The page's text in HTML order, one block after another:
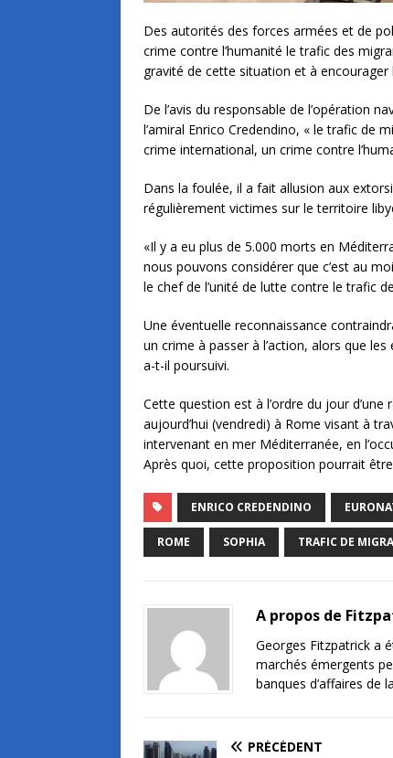
Des autorités des forces armées et de
crime contre l’humanité le trafic des
gravité de cette situation et à
De l’avis du responsable de l’opération
l’amiral Enrico Credendino, « le trafic de
crime international, un crime contre
Dans la foulée, il a fait allusion aux
régulièrement victimes sur le territoire
«Il y a eu plus de 5.000 morts en
nous pouvons considérer que c’est au
le chef de l’unité de lutte contre le trafic
Une éventuelle reconnaissance
un crime à passer à l’action, alors que
a-t-il poursuivi.
Cette question est à l’ordre du jour
aujourd’hui (vendredi) à Rome visant à
intervenant en mer Méditerranée, en
Après quoi, cette proposition pourrait
ENRICO CREDENDINO
ROME SOPHIA TRAFIC DE
A propos de
Georges Fitzpatrick a
marchés émergents
banques d’affaires de
PRÉCÉDENT